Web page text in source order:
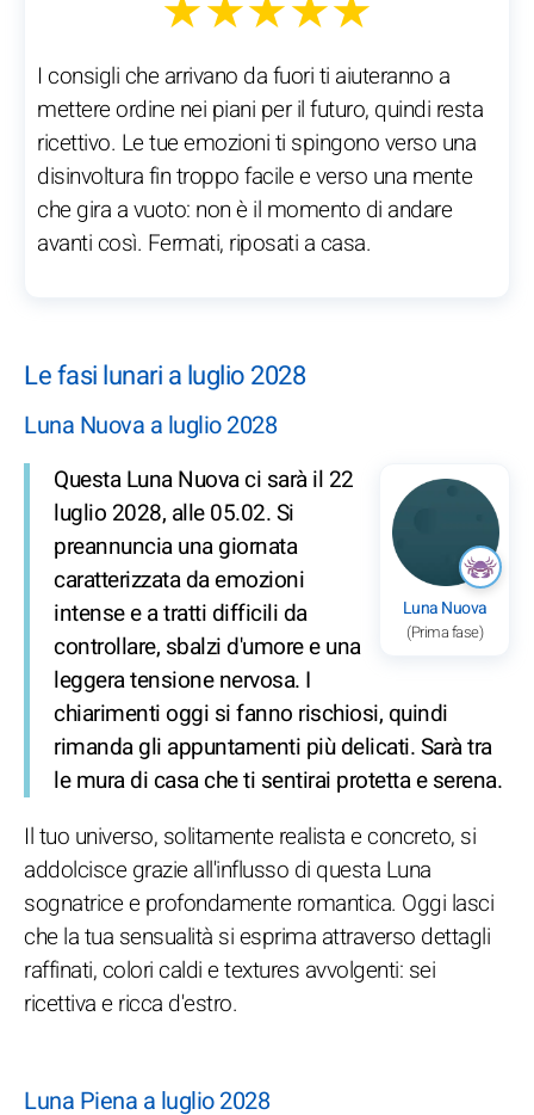
I consigli che arrivano da fuori ti aiuteranno a
mettere ordine nei piani per il futuro, quindi resta
ricettivo. Le tue emozioni ti spingono verso una
disinvoltura fin troppo facile e verso una mente
che gira a vuoto: non è il momento di andare
avanti così. Fermati, riposati a casa.
Le fasi lunari a luglio 2028
Luna Nuova a luglio 2028
Luna Nuova
(Prima fase)
Questa Luna Nuova ci sarà il 22
luglio 2028, alle 05.02. Si
preannuncia una giornata
caratterizzata da emozioni
intense e a tratti difficili da
controllare, sbalzi d'umore e una
leggera tensione nervosa. I
chiarimenti oggi si fanno rischiosi, quindi
rimanda gli appuntamenti più delicati. Sarà tra
le mura di casa che ti sentirai protetta e serena.
Il tuo universo, solitamente realista e concreto, si
addolcisce grazie all'influsso di questa Luna
sognatrice e profondamente romantica. Oggi lasci
che la tua sensualità si esprima attraverso dettagli
raffinati, colori caldi e textures avvolgenti: sei
ricettiva e ricca d'estro.
Luna Piena a luglio 2028